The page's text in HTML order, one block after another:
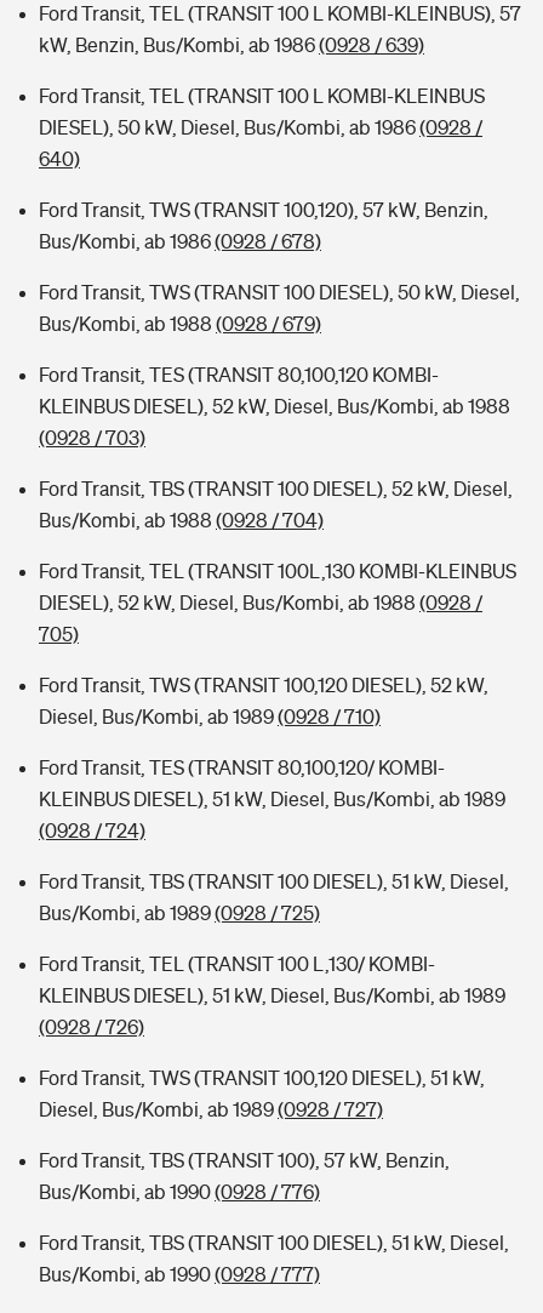
Ford Transit, TEL (TRANSIT 100 L KOMBI-KLEINBUS), 57
kW, Benzin, Bus/Kombi, ab 1986(0928 / 639)
Ford Transit, TEL (TRANSIT 100 L KOMBI-KLEINBUS
DIESEL), 50 kW, Diesel, Bus/Kombi, ab 1986(0928 /
640)
Ford Transit, TWS (TRANSIT 100,120), 57 kW, Benzin,
Bus/Kombi, ab 1986(0928 / 678)
Ford Transit, TWS (TRANSIT 100 DIESEL), 50 kW, Diesel,
Bus/Kombi, ab 1988 (0928 / 679)
Ford Transit, TES (TRANSIT 80,100,120 KOMBI-
KLEINBUS DIESEL), 52 kW, Diesel, Bus/Kombi, ab 1988
(0928 / 703)
Ford Transit, TBS (TRANSIT 100 DIESEL), 52 kW, Diesel,
Bus/Kombi, ab 1988 (0928 / 704)
Ford Transit, TEL (TRANSIT 100L,130 KOMBI-KLEINBUS
DIESEL), 52 kW, Diesel, Bus/Kombi, ab 1988 (0928 /
705)
Ford Transit, TWS (TRANSIT 100,120 DIESEL), 52 kW,
Diesel, Bus/Kombi, ab 1989(0928 / 710)
Ford Transit, TES (TRANSIT 80,100,120/ KOMBI-
KLEINBUS DIESEL), 51 kW, Diesel, Bus/Kombi, ab 1989
(0928 / 724)
Ford Transit, TBS (TRANSIT 100 DIESEL), 51 kW, Diesel,
Bus/Kombi, ab 1989(0928 / 725)
Ford Transit, TEL (TRANSIT 100 L,130/ KOMBI-
KLEINBUS DIESEL), 51 kW, Diesel, Bus/Kombi, ab 1989
(0928 / 726)
Ford Transit, TWS (TRANSIT 100,120 DIESEL), 51 kW,
Diesel, Bus/Kombi, ab 1989(0928 / 727)
Ford Transit, TBS (TRANSIT 100), 57 kW, Benzin,
Bus/Kombi, ab 1990(0928 / 776)
Ford Transit, TBS (TRANSIT 100 DIESEL), 51 kW, Diesel,
Bus/Kombi, ab 1990(0928 / 777)